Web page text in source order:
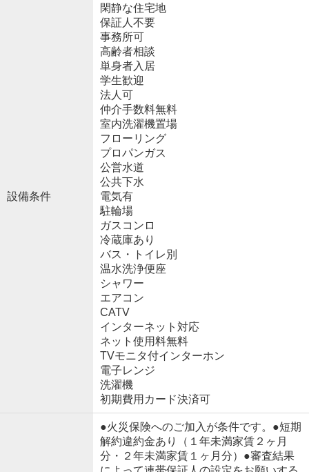
設備条件
閑静な住宅地
保証人不要
事務所可
高齢者相談
単身者入居
学生歓迎
法人可
仲介手数料無料
室内洗濯機置場
フローリング
プロパンガス
公営水道
公共下水
電気有
駐輪場
ガスコンロ
冷蔵庫あり
バス・トイレ別
温水洗浄便座
シャワー
エアコン
CATV
インターネット対応
ネット使用料無料
TVモニタ付インターホン
電子レンジ
洗濯機
初期費用カード決済可
●火災保険へのご加入が条件です。●短期
解約違約金あり（１年未満家賃２ヶ月
分・２年未満家賃１ヶ月分）●審査結果